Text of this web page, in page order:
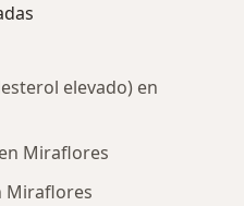
elevado) en
Miraflores
Miraflores